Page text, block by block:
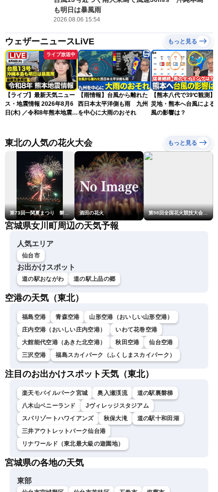
も明日は暴風雨
2026.08.06 15:54
ウェザーニュースLiVE もっと見る
ライブ放送中
【ライブ】最新天気ニュー
ス・地震情報 2026年8月6
日(木) ／令和8年熊本地震情
LiVEムーン・駒木結衣／本
田竜也〉
【雨情報】台風から離れた
西日本太平洋側も雨 九州
を中心に大雨のおそれ
【熊本八代で39℃観測】
災地・熊本へ台風による
風の影響は？
東北の人気の花火大会 もっと見る
第73回一関夏まつり 磐井川川開き花火大会 酒田の花火 第98回全国花火競技大会「大曲の花火」
宮城県女川町周辺の天気予報
人気エリア
仙台市
お出かけスポット
道の駅おながわ 道の駅上品の郷
空港の天気（東北）
福島空港 青森空港
山形空港（おいしい山形空港）
庄内空港（おいしい庄内空港）
いわて花巻空港
大館能代空港（あきた北空港）
秋田空港
仙台空港
三沢空港
福島スカイパーク（ふくしまスカイパーク）
注目のお出かけスポット天気（東北）
楽天モバイルパーク宮城 奥入瀬渓流
道の駅裏磐梯
八木山ベニーランド
Jヴィレッジスタジアム
スパリゾートハワイアンズ
秋保大滝
道の駅十和田湖
三井アウトレットパーク仙台港
リナワールド（東北最大級の遊園地）
宮城県の各地の天気
東部